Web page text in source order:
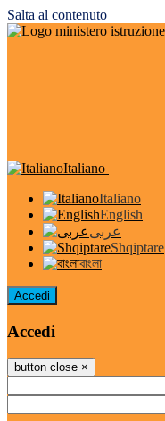
Salta al contenuto
Italiano
Italiano
English
عربى
Shqiptare
বাংলা
Accedi
Accedi
button close ×